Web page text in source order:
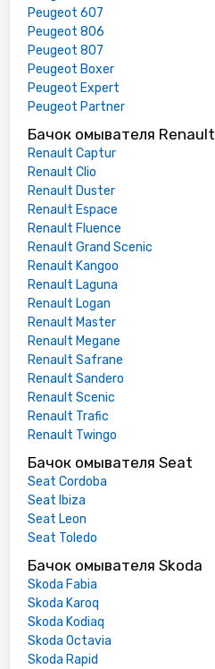
Peugeot 607
Peugeot 806
Peugeot 807
Peugeot Boxer
Peugeot Expert
Peugeot Partner
Бачок омывателя Renault
Renault Captur
Renault Clio
Renault Duster
Renault Espace
Renault Fluence
Renault Grand Scenic
Renault Kangoo
Renault Laguna
Renault Logan
Renault Master
Renault Megane
Renault Safrane
Renault Sandero
Renault Scenic
Renault Trafic
Renault Twingo
Бачок омывателя Seat
Seat Cordoba
Seat Ibiza
Seat Leon
Seat Toledo
Бачок омывателя Skoda
Skoda Fabia
Skoda Karoq
Skoda Kodiaq
Skoda Octavia
Skoda Rapid